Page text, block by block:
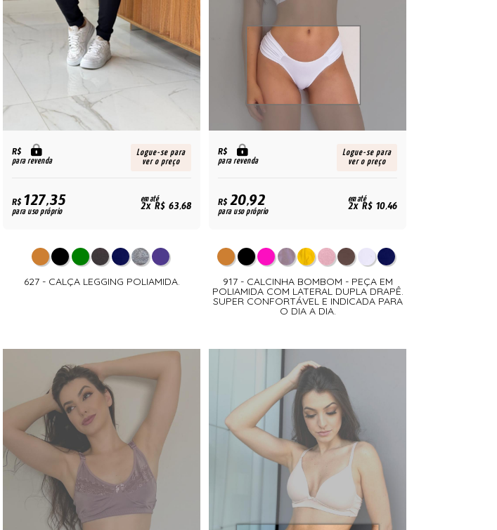
R$
para revenda
Logue-se para
ver o preço
R$127,35
para uso próprio
em até
2x R$ 63,68
627 - CALÇA LEGGING POLIAMIDA.
R$
para revenda
Logue-se para
ver o preço
R$20,92
para uso próprio
em até
2x R$ 10,46
917 - CALCINHA BOMBOM - PEÇA EM
POLIAMIDA COM LATERAL DUPLA DRAPÊ.
SUPER CONFORTÁVEL E INDICADA PARA
O DIA A DIA.